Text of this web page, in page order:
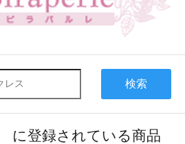
検索
に登録されている商品